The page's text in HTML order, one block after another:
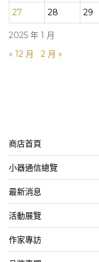
2025 年 1 月
27
28 29
« 12 月 2 月 »
商店首頁
小器通信總覽
最新消息
活動展覽
作家專訪